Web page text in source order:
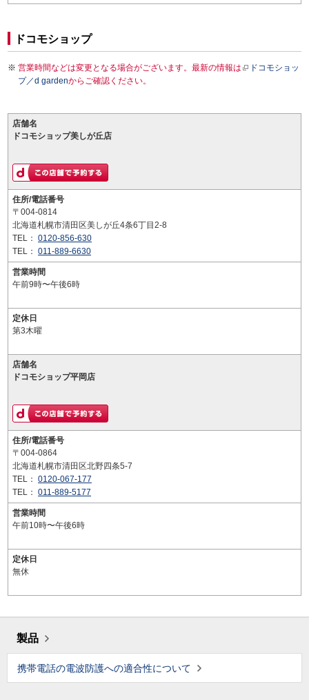
ドコモショップ
営業時間などは変更となる場合がございます。最新の情報は
ドコモショッ
プ／d gardenからご確認ください。
店舗名
ドコモショップ美しが丘店
住所/電話番号
〒004-0814
北海道札幌市清田区美しが丘4条6丁目2-8
TEL： 0120-856-630
TEL： 011-889-6630
営業時間
午前9時〜午後6時
定休日
第3木曜
店舗名
ドコモショップ平岡店
住所/電話番号
〒004-0864
北海道札幌市清田区北野四条5-7
TEL： 0120-067-177
TEL： 011-889-5177
営業時間
午前10時〜午後6時
定休日
無休
製品
携帯電話の電波防護への適合性について